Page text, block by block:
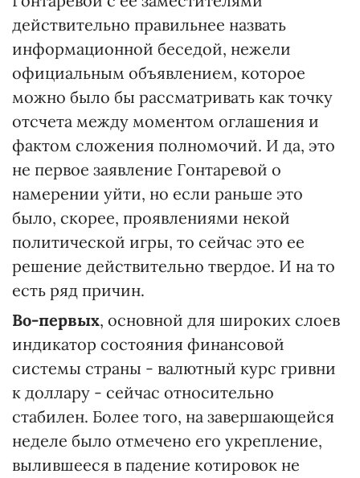
действительно правильнее назвать
информационной беседой, нежели
официальным объявлением, которое
можно было бы рассматривать как точку
отсчета между моментом оглашения и
фактом сложения полномочий. И да, это
не первое заявление Гонтаревой о
намерении уйти, но если раньше это
было, скорее, проявлениями некой
политической игры, то сейчас это ее
решение действительно твердое. И на то
есть ряд причин.
Во-первых, основной для широких слоев
индикатор состояния финансовой
системы страны - валютный курс гривни
к доллару - сейчас относительно
стабилен. Более того, на завершающейся
неделе было отмечено его укрепление,
вылившееся в падение котировок не